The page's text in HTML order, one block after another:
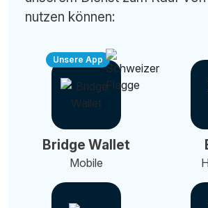
nutzen können:
Unsere App
Bridge Wallet
Mobile